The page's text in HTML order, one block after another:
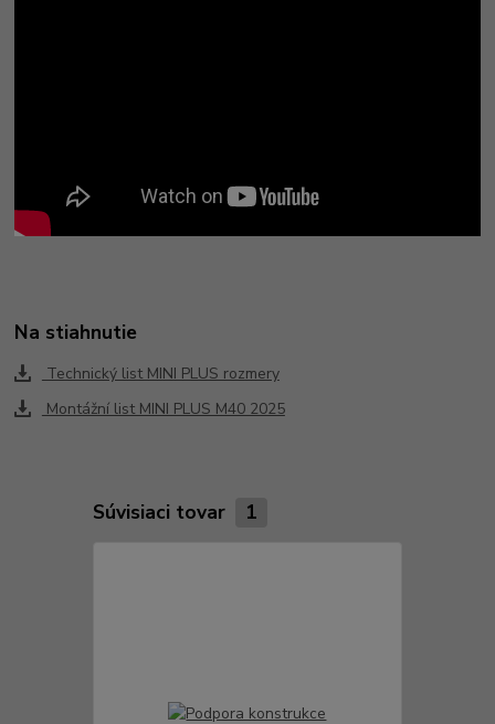
Na stiahnutie
Technický list MINI PLUS rozmery
Montážní list MINI PLUS M40 2025
Súvisiaci tovar 1